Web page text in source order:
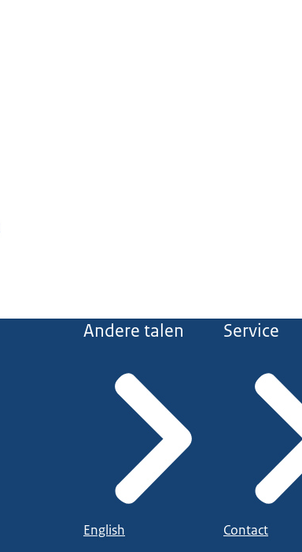
Andere talen
English
Service
Contact